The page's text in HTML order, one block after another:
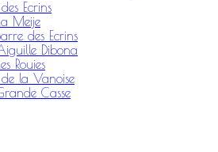
Ecrins
La Meije
des Ecrins
Dibona
Les Rouies
la Vanoise
Casse